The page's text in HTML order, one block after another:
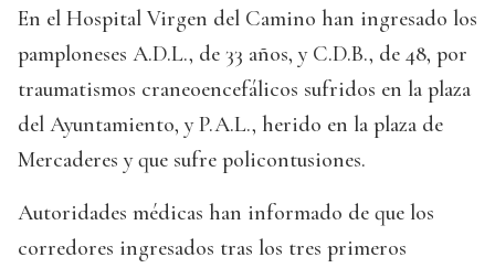
En el Hospital Virgen del Camino han ingresado los
pamploneses A.D.L., de 33 años, y C.D.B., de 48, por
traumatismos craneoencefálicos sufridos en la plaza
del Ayuntamiento, y P.A.L., herido en la plaza de
Mercaderes y que sufre policontusiones.
Autoridades médicas han informado de que los
corredores ingresados tras los tres primeros